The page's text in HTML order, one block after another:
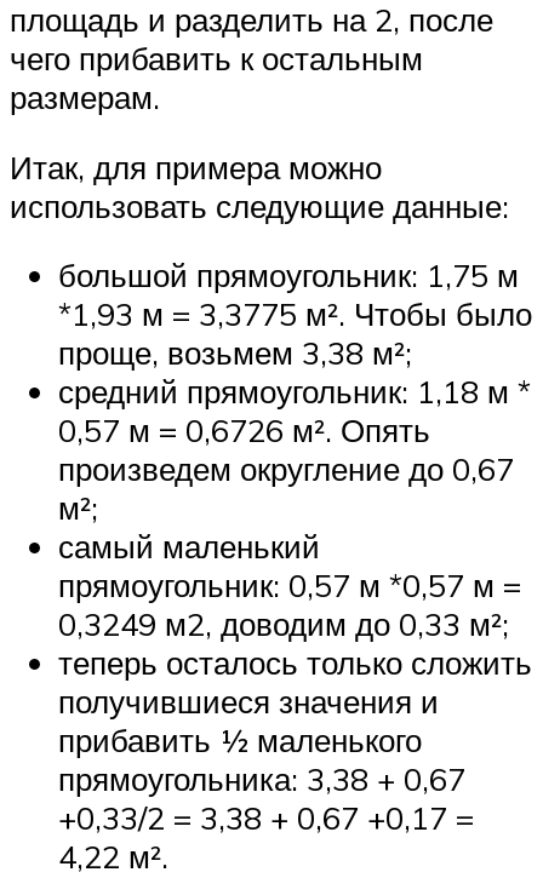
площадь и разделить на 2, после
чего прибавить к остальным
размерам.
Итак, для примера можно
использовать следующие данные:
большой прямоугольник: 1,75 м
*1,93 м = 3,3775 м². Чтобы было
проще, возьмем 3,38 м²;
средний прямоугольник: 1,18 м *
0,57 м = 0,6726 м². Опять
произведем округление до 0,67
м²;
самый маленький
прямоугольник: 0,57 м *0,57 м =
0,3249 м2, доводим до 0,33 м²;
теперь осталось только сложить
получившиеся значения и
прибавить ½ маленького
прямоугольника: 3,38 + 0,67
+0,33/2 = 3,38 + 0,67 +0,17 =
4,22 м².